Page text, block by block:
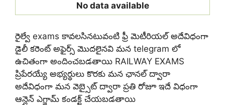
No data available
రైల్వే exams కావలసినటువంటి ఫ్రీ మెటీరియల్ అదేవిధంగా
డైలీ కరెంట్ అఫైర్స్ మొదలైనవి మన telegram లో
ఉచితంగా అందించబడతాయి RAILWAY EXAMS
ప్రిపేరయ్యే అభ్యర్థులు కొరకు మన ఛానల్ ద్వారా
అదేవిధంగా మన వెబ్సైట్ ద్వారా ప్రతి రోజూ ఇదే విధంగా
ఆన్లైన్ ఎగ్జామ్ కండక్ట్ చేయబడతాయి